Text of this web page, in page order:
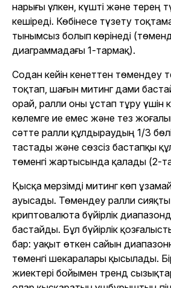
нарығы үлкен, күшті және терең
кешіреді. Көбінесе түзету
тынымсыз болып көрінеді
диаграммадағы 1-тармақ).
Содан кейін кенеттен төмендеу
тоқтап, шағын митинг дами
орай, ралли оны ұстап тұру үшін
көлемге ие емес және тез
сәтте ралли құлдыраудың 1/3
тастады және сөзсіз бастапқы
төменгі жартысында қалады (2-
Қысқа мерзімді митинг көп
ауысады. Төмендеу ралли сияқты
криптовалюта бүйірлік
бастайды. Бұл бүйірлік
бар: уақыт өткен сайын
төменгі шекаралары қысылады.
жиектері бойымен тренд